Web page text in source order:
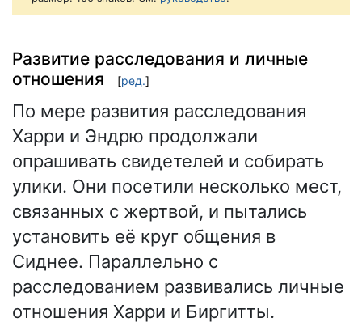
Развитие расследования и личные
отношения
[ред.]
По мере развития расследования
Харри и Эндрю продолжали
опрашивать свидетелей и собирать
улики. Они посетили несколько мест,
связанных с жертвой, и пытались
установить её круг общения в
Сиднее. Параллельно с
расследованием развивались личные
отношения Харри и Биргитты.